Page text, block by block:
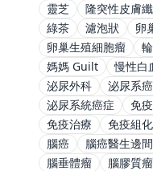
靈芝
隆突性皮膚
綠茶
濾泡狀
卵
卵巢生殖細胞瘤
媽媽 Guilt
慢性白
泌尿外科
泌尿系
泌尿系統癌症
免
免疫治療
免疫組化
腦癌
腦癌醫生邊
腦垂體瘤
腦膠質瘤